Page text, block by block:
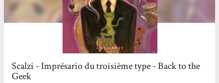
Scalzi - Imprésario du troisième type - Back to the
Geek